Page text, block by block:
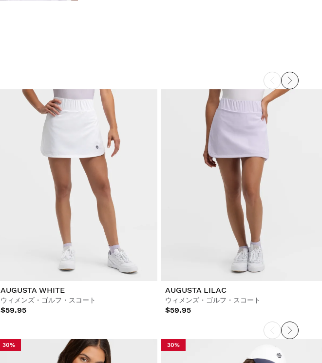
AUGUSTA WHITE
ウィメンズ・ゴルフ・スコート
$59.95
AUGUSTA LILAC
ウィメンズ・ゴルフ・スコート
$59.95
30% 30%